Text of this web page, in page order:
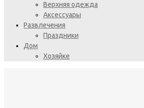
Верхняя одежда
Аксессуары
Развлечения
Праздники
Дом
Хозяйке